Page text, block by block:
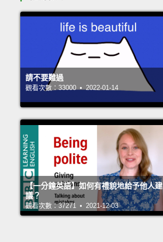
請不要難過
觀看次數：33000 • 2022-01-14
【一分鐘英語】如何有禮貌地給予他人建
議？
觀看次數：37271 • 2021-12-03